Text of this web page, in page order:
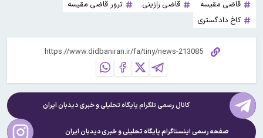
قاضی مقیسه قاضی رازینی
ترور قاضی مقیسه
کاخ دادگستری
کانال رسمی تلگرام پایگاه تحلیلی و خبریدیدبان ایران
صفحه رسمی اینستاگرام پایگاه تحلیلی و خبریدیدبان ایران